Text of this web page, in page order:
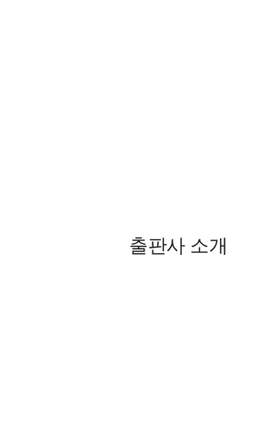
출판사 소개